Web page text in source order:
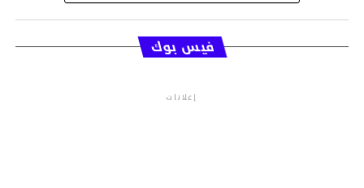
قسم الاخبار
فيس بوك
إعلانات